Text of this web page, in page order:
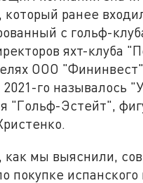
который ранее
с гольф-
яхт-клуба
ООО
го называлось
"Гольф-Эстейт",
как мы выяснили,
покупке испанского